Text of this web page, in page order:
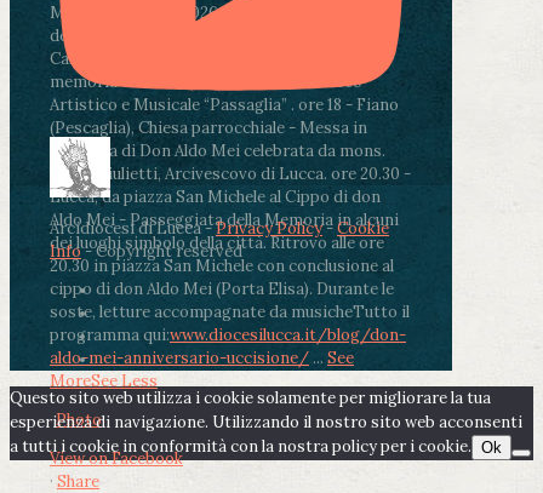
Martedì 4 agosto2026ore 11:30 - Lucca, Scuola
dell’Infanzia don Aldo Mei - Viale Castruccio
Castracani 435 - Inaugurazione murales in
memoria di don Aldo Mei curato dal Liceo
Artistico e Musicale “Passaglia” . ore 18 - Fiano
(Pescaglia), Chiesa parrocchiale - Messa in
memoria di Don Aldo Mei celebrata da mons.
Paolo Giulietti, Arcivescovo di Lucca. ore 20.30 -
Lucca, da piazza San Michele al Cippo di don
Aldo Mei - Passeggiata della Memoria in alcuni
dei luoghi simbolo della città. Ritrovo alle ore
20.30 in piazza San Michele con conclusione al
cippo di don Aldo Mei (Porta Elisa). Durante le
soste, letture accompagnate da musicheTutto il
programma qui:www.diocesilucca.it/blog/don-
aldo-mei-anniversario-uccisione/ ... See
MoreSee Less
Photo
View on Facebook
· Share
Arcidiocesi di Lucca -Privacy Policy-Cookie
Info- Copyright reserved
Questo sito web utilizza i cookie solamente per migliorare la tua
esperienza di navigazione. Utilizzando il nostro sito web acconsenti
a tutti i cookie in conformità con la nostra policy per i cookie. Ok